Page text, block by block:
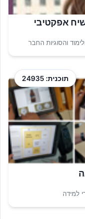
אפקטיבי
והסוגיות החבר
תוכנית: 24935
למידה